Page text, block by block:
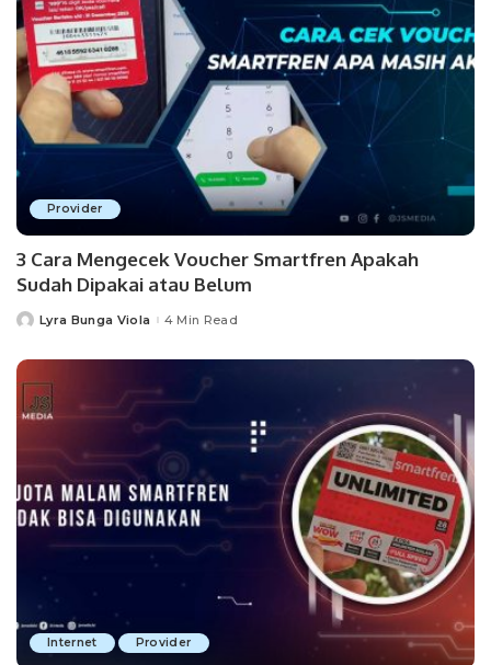
Provider
3 Cara Mengecek Voucher Smartfren Apakah
Sudah Dipakai atau Belum
PostedLyra Bunga Viola 4 Min Read
Internet Provider